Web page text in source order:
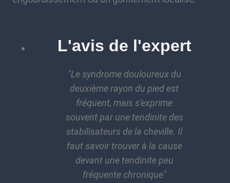
L'avis de l'expert
"Le syndrome douloureux du
deuxième rayon du pied est
fréquent, mais s'exprime
souvent par une tendinite des
stabilisateurs de la cheville. Il
faut savoir trouver à la cause
devant une tendinite peu
fréquente chronique"